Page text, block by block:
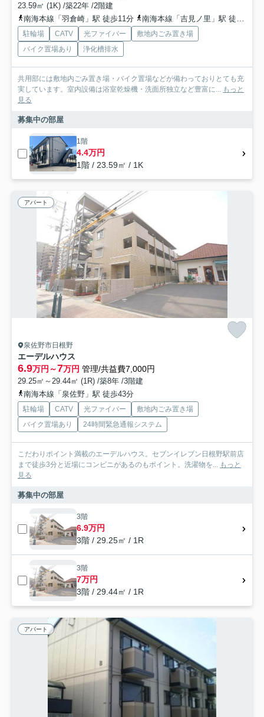
23.59㎡ (1K) /築22年 /2階建
南海本線「羽倉崎」駅 徒歩11分
南海本線「吉見ノ里」駅 徒歩16分
駐輪場 CATV 光ファイバー
敷地内ごみ置き場
バイク置場あり
浄化槽排水
共用部には敷地内ごみ置き場・バイク置場などが備わっておりとても充
実しています。室内設備は浴室乾燥機・洗面所独立など豊富に... もっと
見る
募集中の部屋
1階
4.4万円
1階 / 23.59㎡ / 1K
アパート
泉佐野市日根野
エーデルハウス
6.9万円～7万円 管理/共益費7,000円
29.25㎡～29.44㎡ (1R) /築8年 /3階建
南海本線「泉佐野」駅 徒歩43分
駐輪場 CATV 光ファイバー
敷地内ごみ置き場
バイク置場あり
24時間緊急通報システム
こだわりポイント満載のエーデルハウス。セブンイレブン日根野駅前店
まで徒歩3分と近場にコンビニがあるのもポイント。洗濯物を... もっと
見る
募集中の部屋
3階
6.9万円
3階 / 29.25㎡ / 1R
3階
7万円
3階 / 29.44㎡ / 1R
アパート